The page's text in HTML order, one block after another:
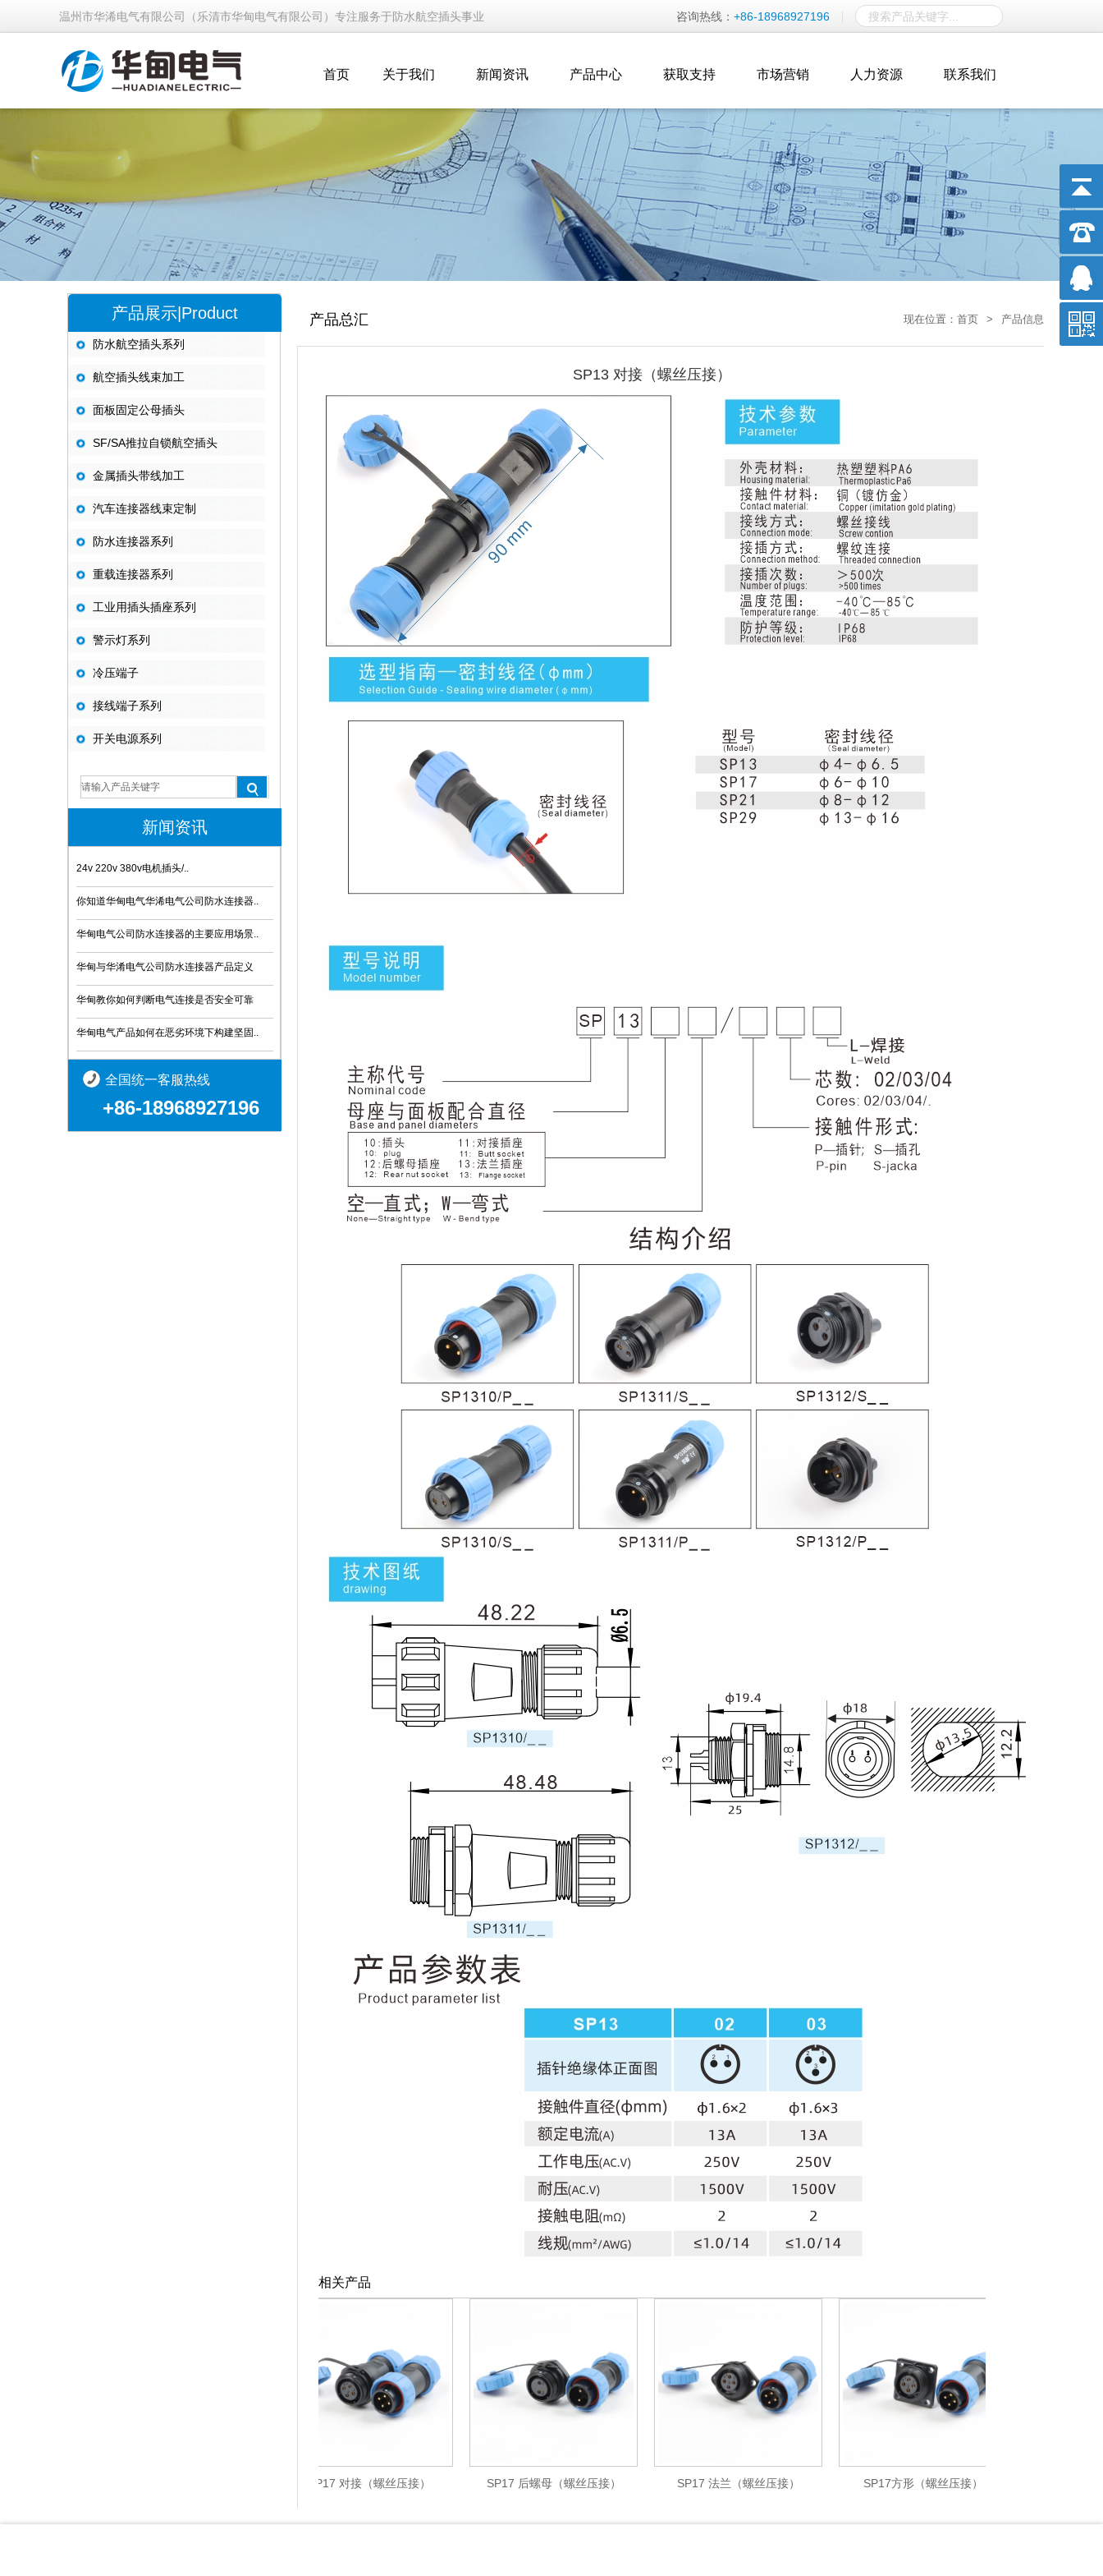
温州市华浠电气有限公司（乐清市华甸电气有限公司）专注服务于防水航空插头事业 咨询热线： +86-18968927196
首页 关于我们 新闻资讯 产品中心 获取支持 市场营销 人力资源 联系我们
产品展示|Product
防水航空插头系列
航空插头线束加工
面板固定公母插头
SF/SA推拉自锁航空插头
金属插头带线加工
汽车连接器线束定制
防水连接器系列
重载连接器系列
工业用插头插座系列
警示灯系列
冷压端子
接线端子系列
开关电源系列
新闻资讯
24v 220v 380v电机插头/..
你知道华甸电气华浠电气公司防水连接器..
华甸电气公司防水连接器的主要应用场景..
华甸与华淆电气公司防水连接器产品定义
华甸教你如何判断电气连接是否安全可靠
华甸电气产品如何在恶劣环境下构建坚固..
全国统一客服热线
+86-18968927196
产品总汇 现在位置： 首页 > 产品信息
SP13 对接（螺丝压接）
相关产品
SP17 对接（螺丝压接） SP17 后螺母（螺丝压接） SP17 法兰（螺丝压接） SP17方形（螺丝压接）